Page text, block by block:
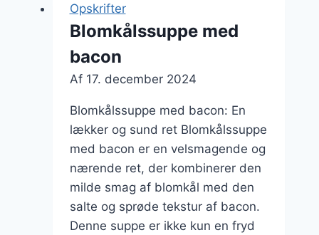
Opskrifter
Blomkålssuppe med
bacon
Af 17. december 2024
Blomkålssuppe med bacon: En
lækker og sund ret Blomkålssuppe
med bacon er en velsmagende og
nærende ret, der kombinerer den
milde smag af blomkål med den
salte og sprøde tekstur af bacon.
Denne suppe er ikke kun en fryd